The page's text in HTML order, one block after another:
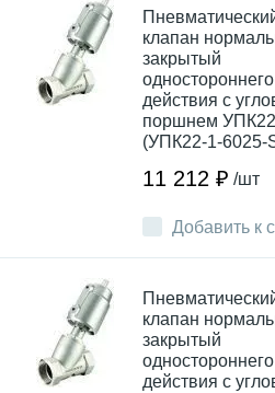
Добавить к
клапан
закрытый
одностороннего
действия с
поршнем
(УПК22-1-6025-
11 212 ₽ /шт
клапан
закрытый
одностороннего
действия с